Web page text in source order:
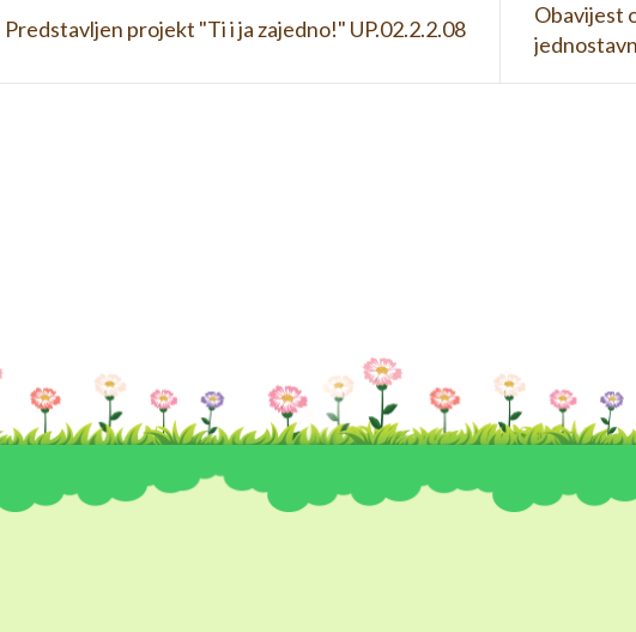
Obavijest
Predstavljen projekt "Ti i ja zajedno!" UP.02.2.2.08